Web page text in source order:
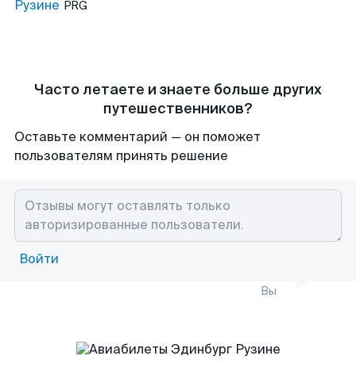
Рузине PRG
Часто летаете и знаете больше других
путешественников?
Оставьте комментарий — он поможет
пользователям принять решение
Войти
Вы